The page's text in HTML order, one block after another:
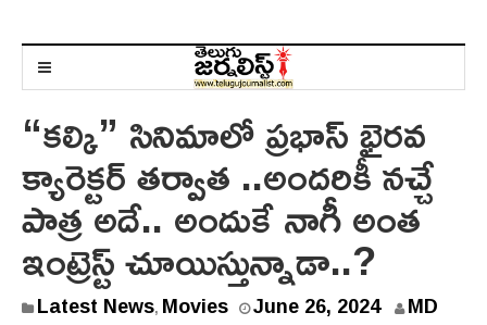
“కల్కి” సినిమాలో ప్రభాస్ భైరవ
క్యారెక్టర్ తర్వాత ..అందరికీ నచ్చే
పాత్ర అదే.. అందుకే నాగీ అంత
ఇంట్రెస్ట్ చూయిస్తున్నాడా..?
Latest News, Movies June 26, 2024J MD